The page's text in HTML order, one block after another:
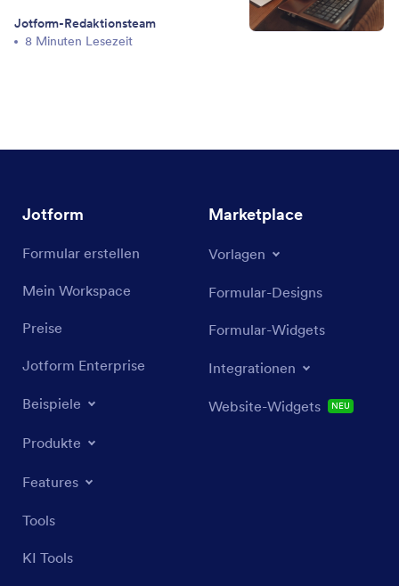
Jotform-Redaktionsteam
8 Minuten Lesezeit
Jotform
Formular erstellen
Mein Workspace
Preise
Jotform Enterprise
Beispiele
Produkte
Features
Tools
KI Tools
Marketplace
Vorlagen
Formular-Designs
Formular-Widgets
Integrationen
Website-Widgets NEU